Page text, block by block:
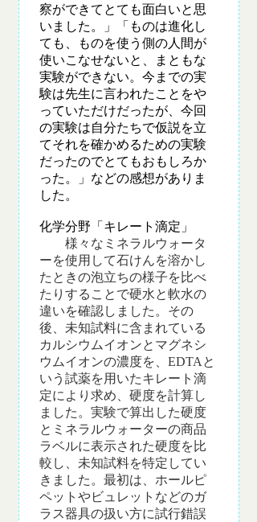
察ができてとても面白いと思
いました。」「ものは進化し
ても、ものを使う側の人間が
使いこなせないと、まともな
実験ができない。今までの実
験は先生に言われたことをや
っていただけだったが、今回
の実験は自分たちで仮説を立
てそれを確かめるための実験
だったのでとてもおもしろか
った。」などの感想がありま
した。
化学分野「キレート滴定」
様々なミネラルウォータ
ーを使用して石けんを溶かし
たときの泡立ちの様子を比べ
たりすることで硬水と軟水の
違いを確認しました。その
後、未知試料に含まれている
カルシウムイオンとマグネシ
ウムイオンの濃度を、EDTAと
いう試薬を用いたキレート滴
定により求め、硬度を計算し
ました。実験で算出した硬度
とミネラルウォーターの商品
ラベルに表示された硬度を比
較し、未知試料を特定してい
きました。最初は、ホールピ
ペットやビュレットなどのガ
ラス器具の扱い方に試行錯誤